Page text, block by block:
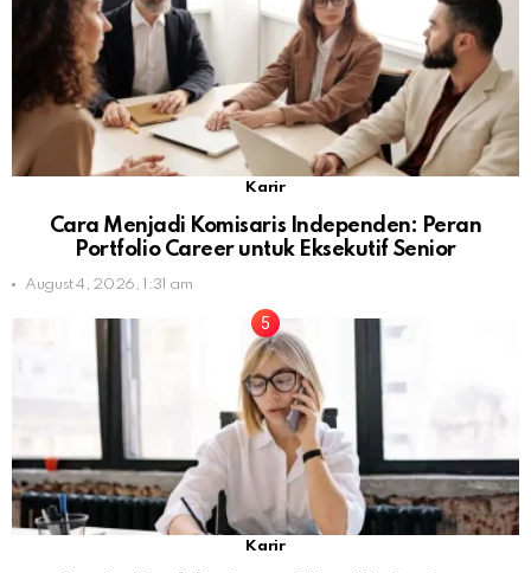
Karir
Cara Menjadi Komisaris Independen: Peran
Portfolio Career untuk Eksekutif Senior
August 4, 2026, 1:31 am
Karir